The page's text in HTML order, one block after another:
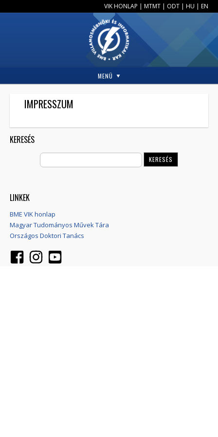
VIK HONLAP | MTMT | ODT | HU | EN
MENÜ
IMPRESSZUM
KERESÉS
LINKEK
BME VIK honlap
Magyar Tudományos Művek Tára
Országos Doktori Tanács